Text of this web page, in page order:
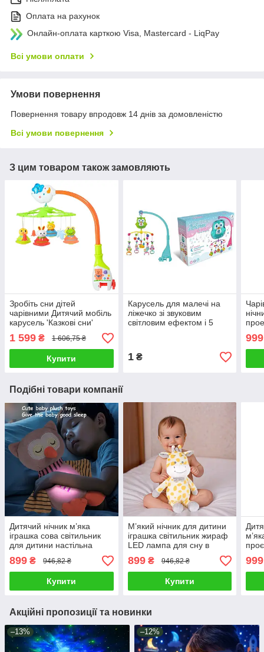
Оплата на рахунок
Онлайн-оплата карткою Visa, Mastercard - LiqPay
Всі умови оплати
Умови повернення
Повернення товару впродовж 14 днів за домовленістю
Всі умови повернення
З цим товаром також замовляють
Зробіть сни дітей
чарівними Дитячий мобіль
карусель 'Казкові сни'
Музика світло і барвисті
іграшки
1 599 ₴ 1 606,75 ₴
Купити
Карусель для малечі на
ліжечко зі звуковим
світловим ефектом і 5
1₴
999
Подібні товари компанії
Дитячий нічник м’яка
іграшка сова світильник
для дитини настільна
лампа для сну 4 режими
музика звук таймер
899 ₴ 946,82 ₴
Купити
М’який нічник для дитини
іграшка світильник жираф
LED лампа для сну в
дитячу 4 режими музика
звук таймер
899₴ 946,82 ₴
Купити
999
Акційні пропозиції та новинки
–13% –12%